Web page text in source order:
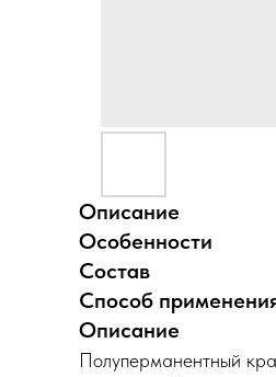
Описание
Особенности
Состав
Способ
Описание
Полуперманентный